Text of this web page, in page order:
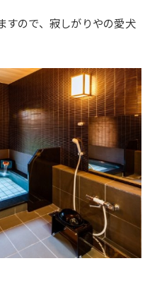
すので、寂しがりやの愛犬